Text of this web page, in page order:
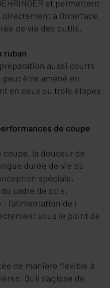
et permettent
à l'interface,
de vie des outils.
ruban
aussi courts
être amené en
en deux ou trois étapes
de coupe
la douceur de
durée de vie du
spéciale,
cadre de scie.
l'alimentation de l
sous le point de
de manière flexible à
Qu'il s'agisse de